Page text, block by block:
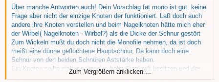
Über manche Antworten auch! Dein Vorschlag fat mono ist gut, keine
Frage aber nicht der einzige Knoten der funktioniert. Laß doch auch
andere ihre Knoten vorstellen und beim Nagelknoten hätte mich eher
der Wirbel( Nagelknoten - Wirbel?) als die Dicke der Schnur gestört
Zum Wickeln mußt du doch nicht die Monofile nehmen, da ist doch
meißt eine dünne geflochtene Hauptschnur, Da kann doch eine
Schnur von den beiden Schnüren Aststärke haben.
Ein Knoten sollte sicher sein, eine hohe Tragkraft besitzen und der
Angler sollte ihn auch mit klammen Fingern sicher binden können. Ich
Zum Vergrößern anklicken....